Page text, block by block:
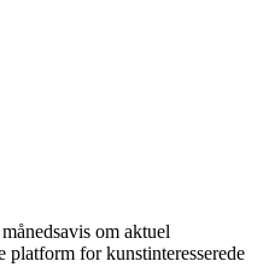
om aktuel
platform for kunstinteresserede